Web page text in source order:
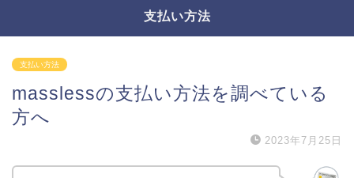
支払い方法
支払い方法
masslessの支払い方法を調べている
方へ
2023年7月25日